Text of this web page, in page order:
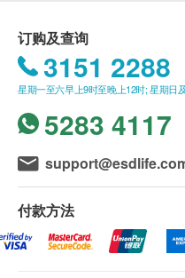
认。 倘若健康网购
单上的货品，健康
受该订单，并且会于
客再作安排。
所有货品一年保养（
滤芯一经拆封使用
锌底安装：水压
本安装是不包括减压
A2: 煲水是想将水中的
B&H滤水器是利用
陶瓷微米级的小孔去
沸。
Q3: 如果用水量很少，
A3: B&H滤芯都有其使
尽管使用量很少可能没
订购及查询
3151 2288
星期一至六早上9时至晚上12时; 星期日
5283 4117
付款方法